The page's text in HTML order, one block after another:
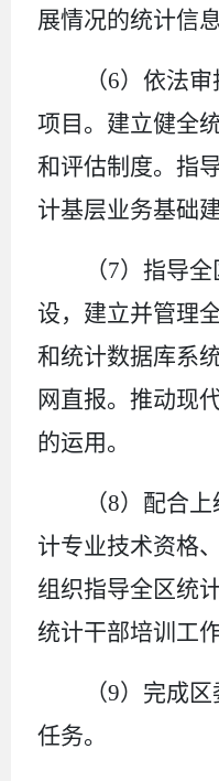
展情况的统计信息
（6）依法
项目。建立健全
和评估制度。指
计基层业务基础建
（7）指导
设，建立并管理
和统计数据库系
网直报。推动现
的运用。
（8）配合
计专业技术资格
组织指导全区统
统计干部培训工作
（9）完成
任务。